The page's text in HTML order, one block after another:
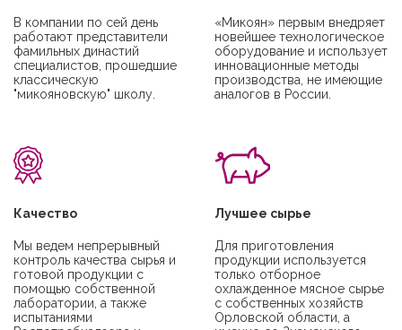
В компании по сей день
работают представители
фамильных династий
специалистов, прошедшие
классическую
"микояновскую" школу.
«Микоян» первым внедряет
новейшее технологическое
оборудование и использует
инновационные методы
производства, не имеющие
аналогов в России.
Качество
Мы ведем непрерывный
контроль качества сырья и
готовой продукции с
помощью собственной
лаборатории, а также
испытаниями
Лучшее сырье
Для приготовления
продукции используется
только отборное
охлажденное мясное сырье
с собственных хозяйств
Орловской области, а